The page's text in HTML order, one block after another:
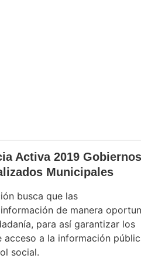
Activa 2019 Gobiernos
Municipales
busca que las
de manera
para así garantizar los
acceso a la información
social.